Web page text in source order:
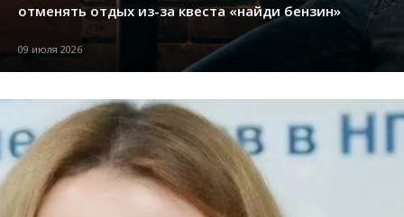
отменять отдых из-за квеста «найди бензин»
09 июля 2026